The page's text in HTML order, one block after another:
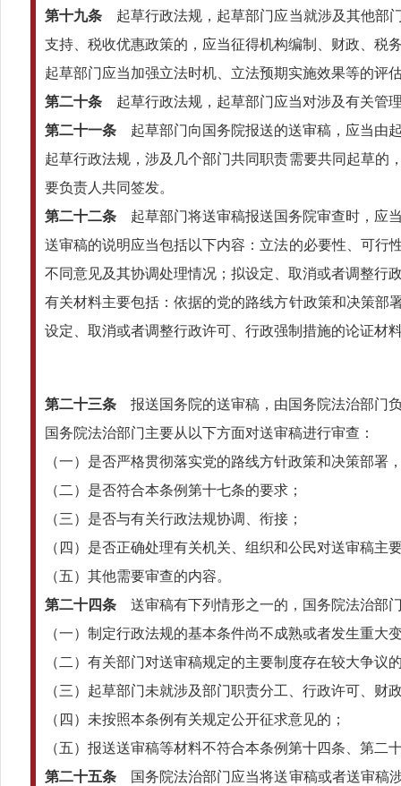
第十九条 起草行政法规，起草部门应当就涉及其他部
支持、税收优惠政策的，应当征得机构编制、财政、税
起草部门应当加强立法时机、立法预期实施效果等的评
第二十条 起草行政法规，起草部门应当对涉及有关管
第二十一条 起草部门向国务院报送的送审稿，应当由
起草行政法规，涉及几个部门共同职责需要共同起草的
要负责人共同签发。
第二十二条 起草部门将送审稿报送国务院审查时，应
送审稿的说明应当包括以下内容：立法的必要性、可行
不同意见及其协调处理情况；拟设定、取消或者调整行
有关材料主要包括：依据的党的路线方针政策和决策部
设定、取消或者调整行政许可、行政强制措施的论证材
第二十三条 报送国务院的送审稿，由国务院法治部门
国务院法治部门主要从以下方面对送审稿进行审查：
（一）是否严格贯彻落实党的路线方针政策和决策部
（二）是否符合本条例第十七条的要求；
（三）是否与有关行政法规协调、衔接；
（四）是否正确处理有关机关、组织和公民对送审稿主
（五）其他需要审查的内容。
第二十四条 送审稿有下列情形之一的，国务院法治部
（一）制定行政法规的基本条件尚不成熟或者发生重大
（二）有关部门对送审稿规定的主要制度存在较大争议
（三）起草部门未就涉及部门职责分工、行政许可、
（四）未按照本条例有关规定公开征求意见的；
（五）报送送审稿等材料不符合本条例第十四条、第二
第二十五条 国务院法治部门应当将送审稿或者送审稿